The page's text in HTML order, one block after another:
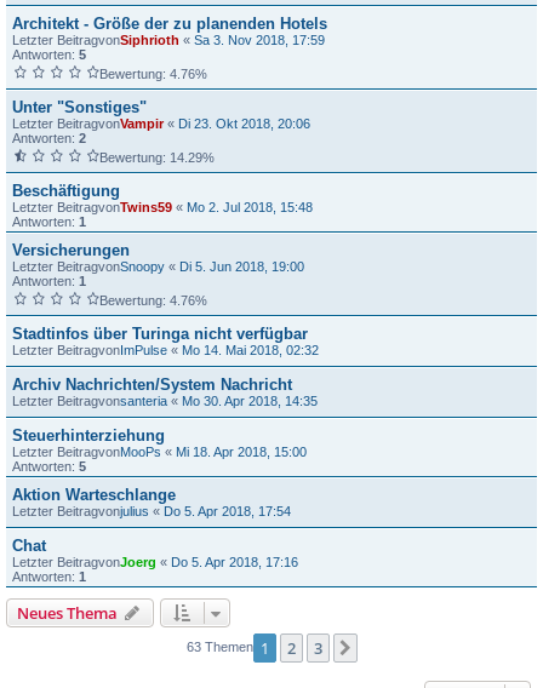
Architekt - Größe der zu planenden Hotels
Letzter BeitragvonSiphrioth « Sa 3. Nov 2018, 17:59
Antworten: 5
Bewertung: 4.76%
Unter "Sonstiges"
Letzter BeitragvonVampir« Di 23. Okt 2018, 20:06
Antworten: 2
Bewertung: 14.29%
Beschäftigung
Letzter BeitragvonTwins59 « Mo 2. Jul 2018, 15:48
Antworten: 1
Versicherungen
Letzter BeitragvonSnoopy « Di 5. Jun 2018, 19:00
Antworten: 1
Bewertung: 4.76%
Stadtinfos über Turinga nicht verfügbar
Letzter BeitragvonImPulse « Mo 14. Mai 2018, 02:32
Archiv Nachrichten/System Nachricht
Letzter Beitragvonsanteria « Mo 30. Apr 2018, 14:35
Steuerhinterziehung
Letzter BeitragvonMooPs « Mi 18. Apr 2018, 15:00
Antworten: 5
Aktion Warteschlange
Letzter Beitragvonjulius « Do 5. Apr 2018, 17:54
Chat
Letzter BeitragvonJoerg « Do 5. Apr 2018, 17:16
Antworten: 1
Neues Thema
63 Themen 1 2 3